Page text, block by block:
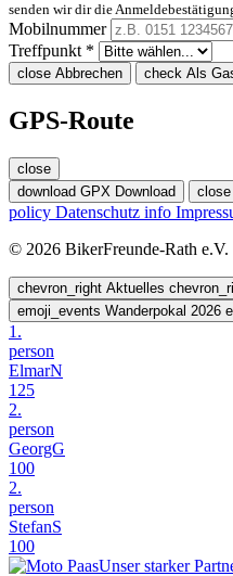
senden wir dir die
Mobilnummer
Treffpunkt *
close Abbrechen check Als
GPS-Route
close
download GPX Download close
policy Datenschutz info
© 2026 BikerFreunde-Rath e.V.
chevron_right Aktuelles
emoji_events Wanderpokal 2026
1.
person
ElmarN
125
2.
person
GeorgG
100
2.
person
StefanS
100
Unser starker